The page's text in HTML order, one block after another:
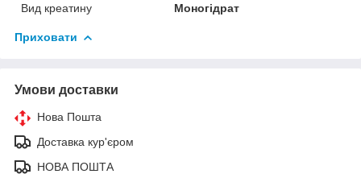
Вид креатину
Моногідрат
Приховати
Умови доставки
Нова Пошта
Доставка кур'єром
НОВА ПОШТА